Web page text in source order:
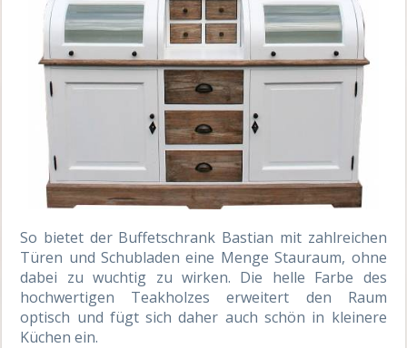
So bietet der Buffetschrank Bastian mit zahlreichen
Türen und Schubladen eine Menge Stauraum, ohne
dabei zu wuchtig zu wirken. Die helle Farbe des
hochwertigen Teakholzes erweitert den Raum
optisch und fügt sich daher auch schön in kleinere
Küchen ein.